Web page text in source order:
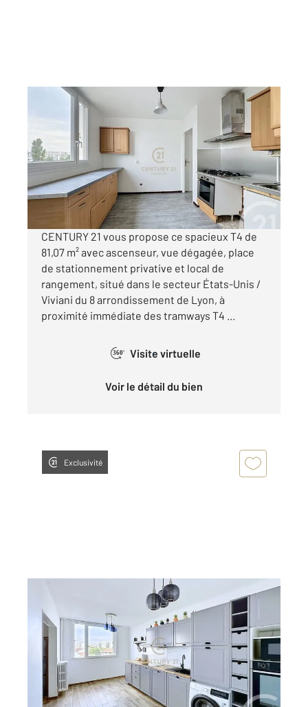
LYON 69008
Ref : 2299
Appartement F4 à vendre
189 000 €
Visiter le site dédié
CENTURY 21 vous propose ce spacieux T4 de
81,07 m² avec ascenseur, vue dégagée, place
de stationnement privative et local de
rangement, situé dans le secteur États-Unis /
Viviani du 8 arrondissement de Lyon, à
proximité immédiate des tramways T4 ...
360° Visite virtuelle
Voir le détail du bien
Exclusivité
79,54 m
, 3 pièces
Ref : 2229
Appartement T3 à vendre
195 000 €